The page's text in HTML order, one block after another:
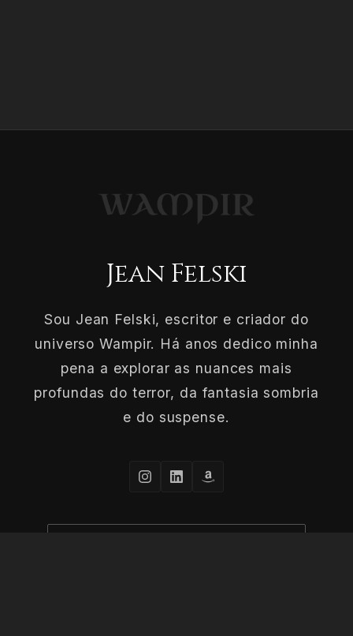
Jean Felski
Sou Jean Felski, escritor e criador do
universo Wampir. Há anos dedico minha
pena a explorar as nuances mais
profundas do terror, da fantasia sombria
e do suspense.